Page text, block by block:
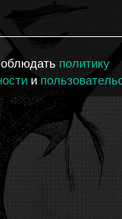
политику
и